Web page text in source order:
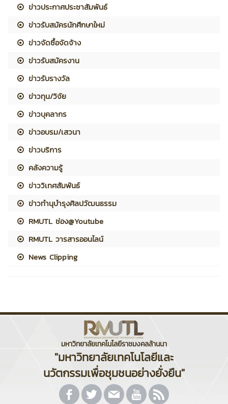
ข่าวประกาศประชาสัมพันธ์
ข่าวรับสมัครนักศึกษาใหม่
ข่าวจัดซื้อจัดจ้าง
ข่าวรับสมัครงาน
ข่าวรับรางวัล
ข่าวทุน/วิจัย
ข่าวบุคลากร
ข่าวอบรม/เสวนา
ข่าวบริการ
คลังความรู้
ข่าววิเทศสัมพันธ์
ข่าวทำนุบำรุงศิลปวัฒนธรรม
RMUTL ช่อง@Youtube
RMUTL วารสารออนไลน์
News Clipping
มหาวิทยาลัยเทคโนโลยีราชมงคลล้านนา
"มหาวิทยาลัยเทคโนโลยีและ
นวัตกรรมเพื่อชุมชนอย่างยั่งยืน"